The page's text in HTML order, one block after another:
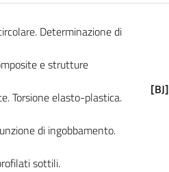
Determinazione di
e strutture
Torsione elasto-plastica.
di ingobbamento.
sottili.